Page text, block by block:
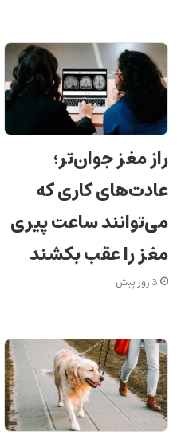
راز مغز جوان‌تر؛
عادت‌های کاری که
می‌توانند ساعت پیری
مغز را عقب بکشند
3 روز پیش